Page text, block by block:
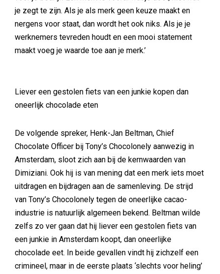
je zegt te zijn. Als je als merk geen keuze maakt en
nergens voor staat, dan wordt het ook niks. Als je je
werknemers tevreden houdt en een mooi statement
maakt voeg je waarde toe aan je merk.’
Liever een gestolen fiets van een junkie kopen dan
oneerlijk chocolade eten
De volgende spreker, Henk-Jan Beltman, Chief
Chocolate Officer bij Tony’s Chocolonely aanwezig in
Amsterdam, sloot zich aan bij de kernwaarden van
Dimiziani. Ook hij is van mening dat een merk iets moet
uitdragen en bijdragen aan de samenleving. De strijd
van Tony’s Chocolonely tegen de oneerlijke cacao-
industrie is natuurlijk algemeen bekend. Beltman wilde
zelfs zo ver gaan dat hij liever een gestolen fiets van
een junkie in Amsterdam koopt, dan oneerlijke
chocolade eet. In beide gevallen vindt hij zichzelf een
crimineel, maar in de eerste plaats ‘slechts voor heling’